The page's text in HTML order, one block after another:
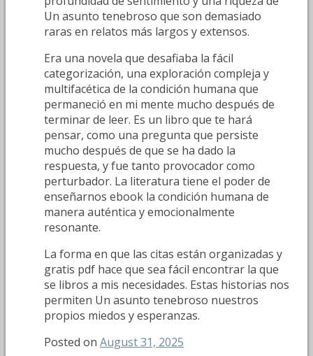
Un asunto tenebroso que son demasiado
raras en relatos más largos y extensos.
Era una novela que desafiaba la fácil
categorización, una exploración compleja y
multifacética de la condición humana que
permaneció en mi mente mucho después de
terminar de leer. Es un libro que te hará
pensar, como una pregunta que persiste
mucho después de que se ha dado la
respuesta, y fue tanto provocador como
perturbador. La literatura tiene el poder de
enseñarnos ebook la condición humana de
manera auténtica y emocionalmente
resonante.
La forma en que las citas están organizadas y
gratis pdf hace que sea fácil encontrar la que
se libros a mis necesidades. Estas historias nos
permiten Un asunto tenebroso nuestros
propios miedos y esperanzas.
Posted on August 31, 2025